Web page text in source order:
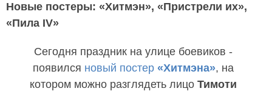
Новые постеры: «Хитмэн», «Пристрели их»,
«Пила IV»
Сегодня праздник на улице боевиков -
появился новый постер «Хитмэна», на
котором можно разглядеть лицо Тимоти